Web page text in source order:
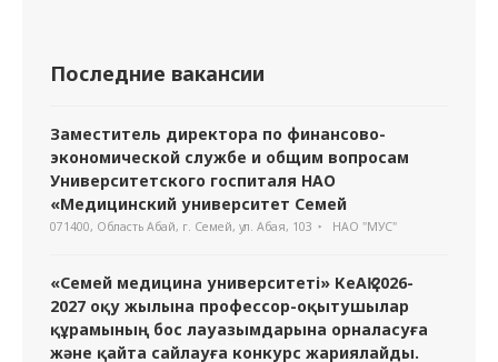
Последние вакансии
Заместитель директора по финансово-
экономической службе и общим вопросам
Университетского госпиталя НАО
«Медицинский университет Семей
071400, Область Абай, г. Семей, ул. Абая, 103 НАО "МУС"
«Семей медицина университеті» КеАҚ 2026-
2027 оқу жылына профессор-оқытушылар
құрамының бос лауазымдарына орналасуға
және қайта сайлауға конкурс жариялайды.